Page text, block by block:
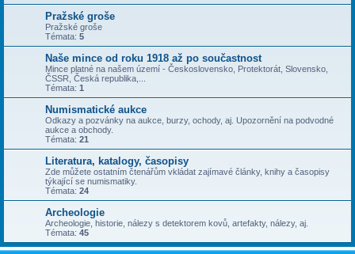
Pražské groše
Pražské groše
Témata: 5
Naše mince od roku 1918 až po součastnost
Mince platné na našem území - Československo, Protektorát, Slovensko,
ČSSR, Česká republika,...
Témata: 1
Numismatické aukce
Odkazy a pozvánky na aukce, burzy, ochody, aj. Upozornění na podvodné
aukce a obchody.
Témata: 21
Literatura, katalogy, časopisy
Zde můžete ostatním čtenářům vkládat zajímavé články, knihy a časopisy
týkající se numismatiky.
Témata: 24
Archeologie
Archeologie, historie, nálezy s detektorem kovů, artefakty, nálezy, aj.
Témata: 45